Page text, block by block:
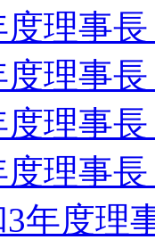
度理
度理
度理
度理
3年度